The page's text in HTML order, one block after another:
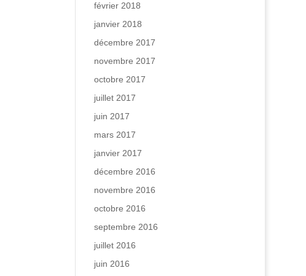
février 2018
janvier 2018
décembre 2017
novembre 2017
octobre 2017
juillet 2017
juin 2017
mars 2017
janvier 2017
décembre 2016
novembre 2016
octobre 2016
septembre 2016
juillet 2016
juin 2016